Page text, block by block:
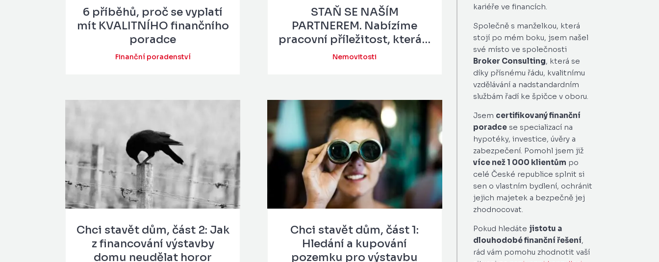
6 příběhů, proč se vyplatí
mít KVALITNÍHO finančního
poradce
Finanční poradenství
Chci stavět dům, část 2: Jak
z financování výstavby
domu neudělat horor
STAŇ SE NAŠÍM
PARTNEREM. Nabízíme
pracovní příležitost, která…
Nemovitosti
Chci stavět dům, část 1:
Hledání a kupování
pozemku pro výstavbu
kariéře ve financích.
Společně s manželkou, která
stojí po mém boku, jsem našel
své místo ve společnosti
Broker Consulting, která se
díky přísnému řádu, kvalitnímu
vzdělávání a nadstandardním
službám řadí ke špičce v oboru.
Jsem certifikovaný finanční
poradcese specializací na
hypotéky, investice, úvěry a
zabezpečení. Pomohl jsem již
více než 1 000 klientům po
celé České republice splnit si
sen o vlastním bydlení, ochránit
jejich majetek a bezpečně jej
zhodnocovat.
Pokud hledáte jistotu a
dlouhodobé finanční řešení,
rád vám pomohu zhodnotit vaší